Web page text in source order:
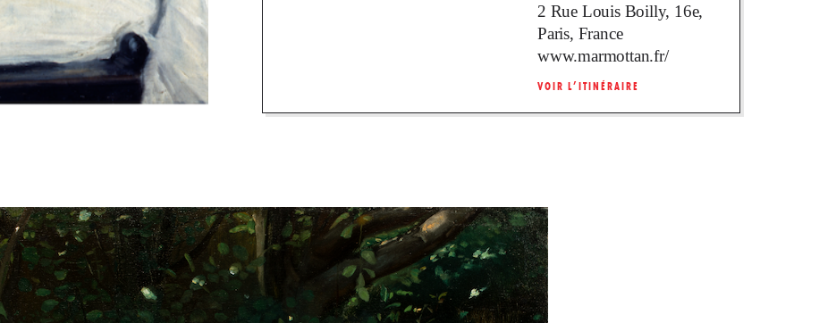
2 Rue Louis Boilly, 16e,
Paris, France
www.marmottan.fr/
VOIR L’ITINÉRAIRE